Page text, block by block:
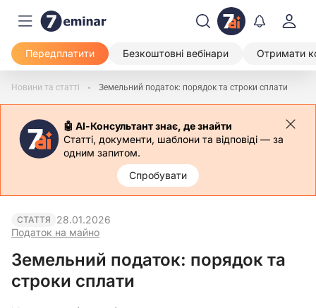
Передплатити Безкоштовні вебінари Отримати
Новини та статті Земельний податок: порядок та строки сплати
🤖 АІ-Консультант знає, де знайти
Статті, документи, шаблони та відповіді — за
одним запитом.
Спробувати
СТАТТЯ
Податок на майно
28.01.2026
Земельний податок: порядок та
строки сплати